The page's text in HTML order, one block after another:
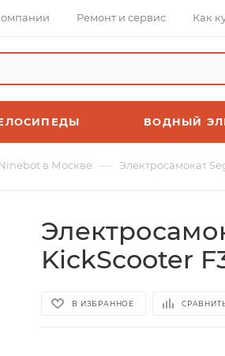
Ремонт и сервис Как
ВОДНЫЙ
в Москве — Электросамокат
KickScooter
В ИЗБРАННОЕ